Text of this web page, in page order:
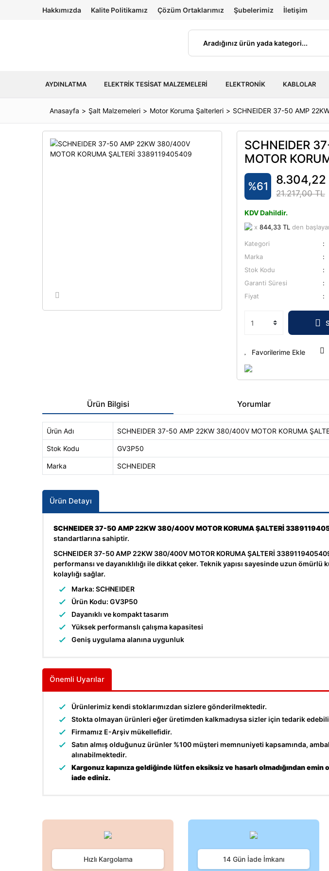
Hakkımızda Kalite Politikamız Çözüm Ortaklarımız Şubelerimiz İletişim
AYDINLATMA ELEKTRIK TESISAT MALZEMELERI ELEKTRONIK KABLOLAR
Anasayfa Şalt Malzemeleri Motor Koruma Şalterleri SCHNEIDER 37-50 AMP
SCHNEIDER
MOTOR
%61 8.304,22
21.217,00 TL
KDV Dahildir.
x 844,33 TL den
Kategori
Marka
Stok Kodu
Garanti Süresi
Fiyat
Ürün Bilgisi Yorumlar
Ürün Adı SCHNEIDER 37-50 AMP 22KW 380/400V MOTOR KORUMA
Stok Kodu GV3P50
Marka SCHNEIDER
Ürün Detayı
SCHNEIDER 37-50 AMP 22KW 380/400V MOTOR KORUMA ŞALTERİ
standartlarına sahiptir.
SCHNEIDER 37-50 AMP 22KW 380/400V MOTOR KORUMA ŞALTERİ
performansı ve dayanıklılığı ile dikkat çeker. Teknik yapısı sayesinde uzun
kolaylığı sağlar.
Marka: SCHNEIDER
Ürün Kodu: GV3P50
Dayanıklı ve kompakt tasarım
Yüksek performanslı çalışma kapasitesi
Geniş uygulama alanına uygunluk
Önemli Uyarılar
Ürünlerimiz kendi stoklarımızdan sizlere gönderilmektedir.
Stokta olmayan ürünleri eğer üretimden kalkmadıysa sizler için tedarik
Firmamız E-Arşiv mükellefidir.
Satın almış olduğunuz ürünler %100 müşteri memnuniyeti kapsamında,
alınabilmektedir.
Kargonuz kapınıza geldiğinde lütfen eksiksiz ve hasarlı olmadığından
iade ediniz.
Ürün resmi kalitesiz, bozuk veya görüntülenemiyor.
Ürün açıklamasında eksik bilgiler bulunuyor.
Hızlı Kargolama 14 Gün İade İmkanı